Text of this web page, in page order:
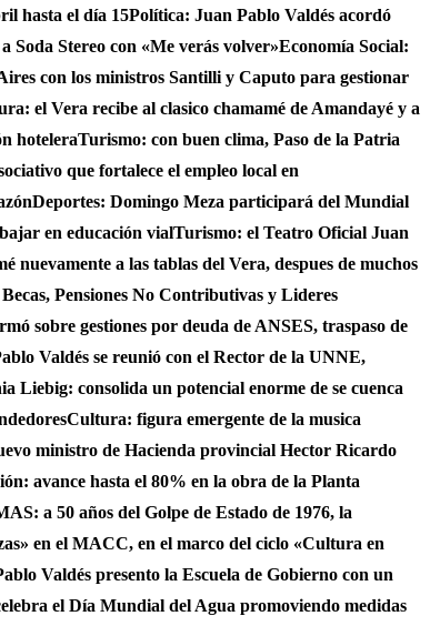
hasta el día 15Política: Juan Pablo Valdés acordó
Stereo con «Me verás volver»Economía Social:
con los ministros Santilli y Caputo para gestionar
el Vera recibe al clasico chamamé de Amandayé y a
hoteleraTurismo: con buen clima, Paso de la Patria
que fortalece el empleo local en
Deportes: Domingo Meza participará del Mundial
en educación vialTurismo: el Teatro Oficial Juan
nuevamente a las tablas del Vera, despues de muchos
Pensiones No Contributivas y Lideres
sobre gestiones por deuda de ANSES, traspaso de
Valdés se reunió con el Rector de la UNNE,
Liebig: consolida un potencial enorme de se cuenca
Cultura: figura emergente de la musica
ministro de Hacienda provincial Hector Ricardo
avance hasta el 80% en la obra de la Planta
a 50 años del Golpe de Estado de 1976, la
en el MACC, en el marco del ciclo «Cultura en
Valdés presento la Escuela de Gobierno con un
el Día Mundial del Agua promoviendo medidas